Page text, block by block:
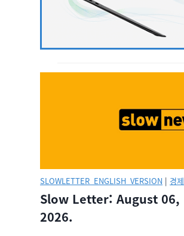
SLOWLETTER_ENGLISH_VERSION | 경제
Slow Letter: August 06,
2026.